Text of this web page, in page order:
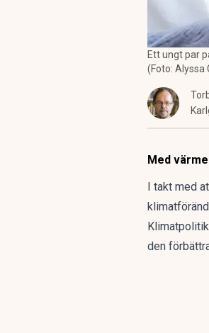
Ett ungt par
(Foto: Alyssa
Med
I takt med
den